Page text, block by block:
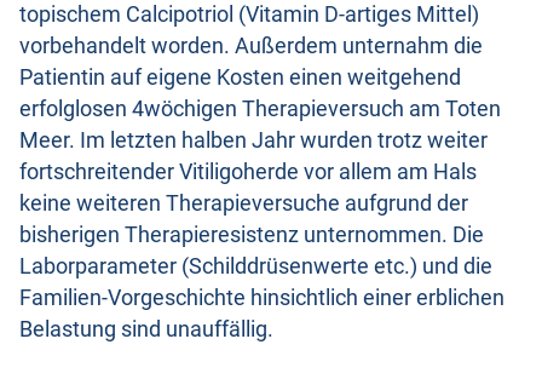
topischem Calcipotriol (Vitamin D-artiges Mittel)
vorbehandelt worden. Außerdem unternahm die
Patientin auf eigene Kosten einen weitgehend
erfolglosen 4wöchigen Therapieversuch am Toten
Meer. Im letzten halben Jahr wurden trotz weiter
fortschreitender Vitiligoherde vor allem am Hals
keine weiteren Therapieversuche aufgrund der
bisherigen Therapieresistenz unternommen. Die
Laborparameter (Schilddrüsenwerte etc.) und die
Familien-Vorgeschichte hinsichtlich einer erblichen
Belastung sind unauffällig.